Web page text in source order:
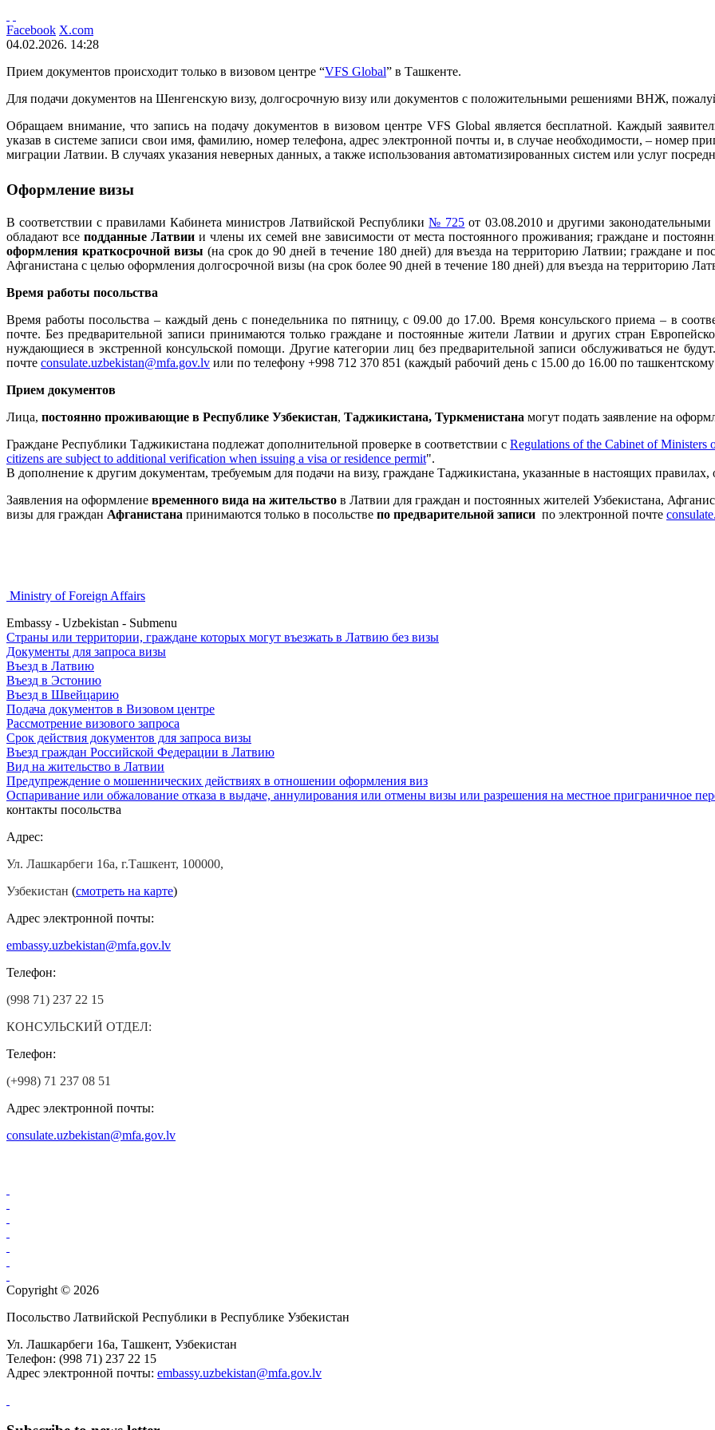
Facebook X.com
04.02.2026. 14:28
Прием документов происходит только в визовом центре “VFS Global” в Ташкенте.
Для подачи документов на Шенгенскую визу, долгосрочную визу или документов с положительными решениями ВНЖ,
Обращаем внимание, что запись на подачу документов в визовом центре VFS Global является бесплатной. Каждый
указав в системе записи свои имя, фамилию, номер телефона, адрес электронной почты и, в случае необходимости, – номер
миграции Латвии. В случаях указания неверных данных, а также использования автоматизированных систем или услуг
Оформление визы
В соответствии с правилами Кабинета министров Латвийской Республики№ 725 от 03.08.2010 и другими
обладают все подданные Латвии и члены их семей вне зависимости от места постоянного проживания; граждане и
оформления краткосрочной визы (на срок до 90 дней в течение 180 дней) для въезда на территорию Латвии; граждане и
Афганистана с целью оформления долгосрочной визы (на срок более 90 дней в течение 180 дней) для въезда на территорию
Время работы посольства
Время работы посольства – каждый день с понедельника по пятницу, с 09.00 до 17.00. Время консульского приема – в
почте. Без предварительной записи принимаются только граждане и постоянные жители Латвии и других стран
нуждающиеся в экстренной консульской помощи. Другие категории лиц без предварительной записи обслуживаться не
почте consulate.uzbekistan@mfa.gov.lv или по телефону +998 712 370 851 (каждый рабочий день с 15.00 до 16.00 по
Прием документов
Лица, постоянно проживающие в Республике Узбекистан, Таджикистана, Туркменистана могут подать заявление на
Граждане Республики Таджикистана подлежат дополнительной проверке в соответствии с Regulations of the Cabinet of
citizens are subject to additional verification when issuing a visa or residence permit".
В дополнение к другим документам, требуемым для подачи на визу, граждане Таджикистана, указанные в настоящих правилах,
Заявления на оформление временного вида на жительство в Латвии для граждан и постоянных жителей Узбекистана,
визы для граждан Афганистана принимаются только в посольстве по предварительной записи по электронной почте
Ministry of Foreign Affairs
Embassy - Uzbekistan - Submenu
Страны или территории, граждане которых могут въезжать в Латвию без визы
Документы для запроса визы
Въезд в Латвию
Въезд в Эстонию
Въезд в Швейцарию
Подача документов в Визовом центре
Рассмотрение визового запроса
Срок действия документов для запроса визы
Въезд граждан Российской Федерации в Латвию
Вид на жительство в Латвии
Предупреждение о мошеннических действиях в отношении оформления виз
Оспаривание или обжалование отказа в выдаче, аннулирования или отмены визы или разрешения на местное приграничное
контакты посольства
Адрес:
Ул. Лашкарбеги 16а, г.Ташкент, 100000,
Узбекистан (смотреть на карте)
Адрес электронной почты:
embassy.uzbekistan@mfa.gov.lv
Телефон:
(998 71) 237 22 15
КОНСУЛЬСКИЙ ОТДЕЛ:
Телефон:
(+998) 71 237 08 51
Адрес электронной почты:
consulate.uzbekistan@mfa.gov.lv
Copyright © 2026
Посольство Латвийской Республики в Республике Узбекистан
Ул. Лашкарбеги 16а, Ташкент, Узбекистан
Телефон: (998 71) 237 22 15
Aдрес электронной почты: embassy.uzbekistan@mfa.gov.lv